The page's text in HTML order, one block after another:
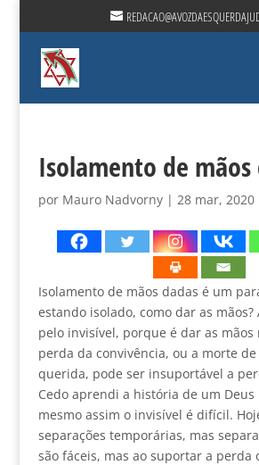
Isolamento de mãos
por Mauro Nadvorny| 28 mar, 2020
Isolamento de mãos dadas é um
estando isolado, como dar as mãos?
pelo invisível, porque é dar as mãos
perda da convivência, ou a morte
querida, pode ser insuportável a
Cedo aprendi a história de um Deus
mesmo assim o invisível é difícil.
separações temporárias, mas
são fáceis, mas ao suportar a perda